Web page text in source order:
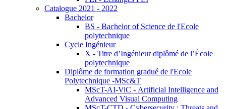
Catalogue 2021 - 2022
Bachelor
BS - Bachelor of Science de l'Ecole
polytechnique
Cycle Ingénieur
X - Titre d’Ingénieur diplômé de l’École
polytechnique
Diplôme de formation gradué de l'Ecole
Polytechnique -MSc&T
MScT-AI-ViC - Artificial Intelligence and
Advanced Visual Computing